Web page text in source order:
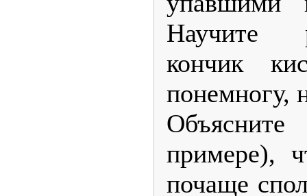
Научите
кончик
понемногу,
примере),
почаще